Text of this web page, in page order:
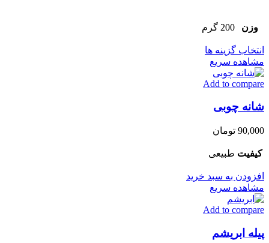
صفحه
وزن 200 گرم
انتخاب گزینه ها
انواع
در
انتخاب
مشاهده سریع
Add to compare
شانه چوبی
90,000 تومان
کیفیت طبیعی
افزودن به سبد خرید
مشاهده سریع
Add to compare
پیله ابریشم